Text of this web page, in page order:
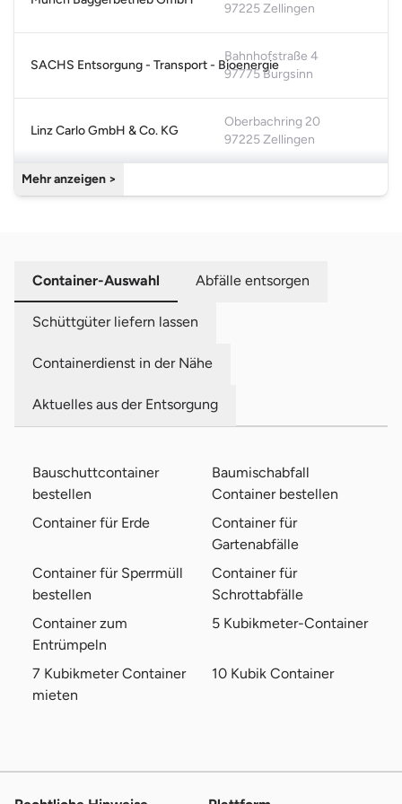
97225 Zellingen
SACHS Entsorgung - Transport - Bioenergie
Bahnhofstraße 4
97775 Burgsinn
Linz Carlo GmbH & Co. KG
Oberbachring 20
97225 Zellingen
Mehr anzeigen >
Container-Auswahl Abfälle entsorgen
Schüttgüter liefern lassen
Containerdienst in der Nähe
Aktuelles aus der Entsorgung
Bauschuttcontainer
bestellen
Baumischabfall
Container bestellen
Container für Erde
Container für
Gartenabfälle
Container für Sperrmüll
bestellen
Container für
Schrottabfälle
Container zum
Entrümpeln
5 Kubikmeter-Container
7 Kubikmeter Container
mieten
10 Kubik Container